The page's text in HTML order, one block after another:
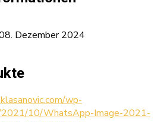
Dezember 2024